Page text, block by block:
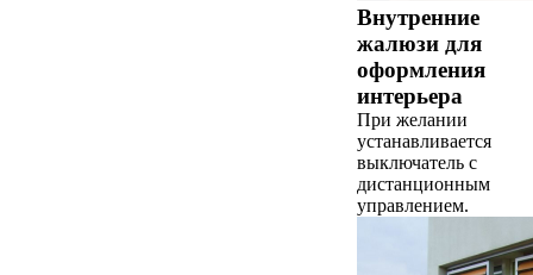
Внутренние
жалюзи для
оформления
интерьера
При желании
устанавливается
выключатель с
дистанционным
управлением.